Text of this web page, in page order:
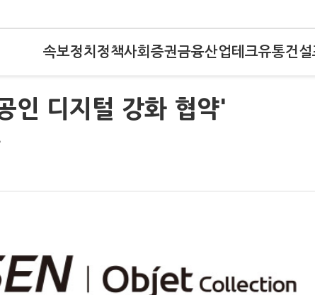
속보정치 정책사회 증권금융산업테크유통건설
인 디지털 강화 협약'